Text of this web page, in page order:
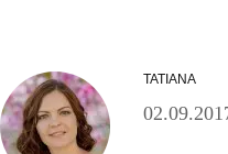
TATIANA